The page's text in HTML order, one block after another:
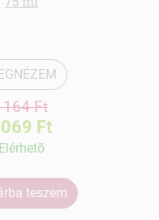
Ft
Ft
Elérhetõ
teszem